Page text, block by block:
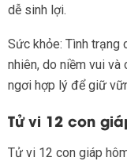
dễ sinh lợi.
Sức khỏe: Tình trạng
nhiên, do niềm vui và
ngơi hợp lý để giữ
Tử vi 12 con
Tử vi 12 con giáp